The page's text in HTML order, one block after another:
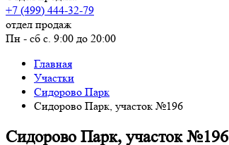
+7 (499) 444-32-79
отдел продаж
Пн - сб с. 9:00 до 20:00
Главная
Участки
Сидорово Парк
Сидорово Парк, участок №196
Сидорово Парк, участок №196